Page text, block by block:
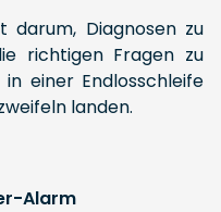
darum, Diagnosen zu
richtigen Fragen zu
einer Endlosschleife
landen.
Alarm